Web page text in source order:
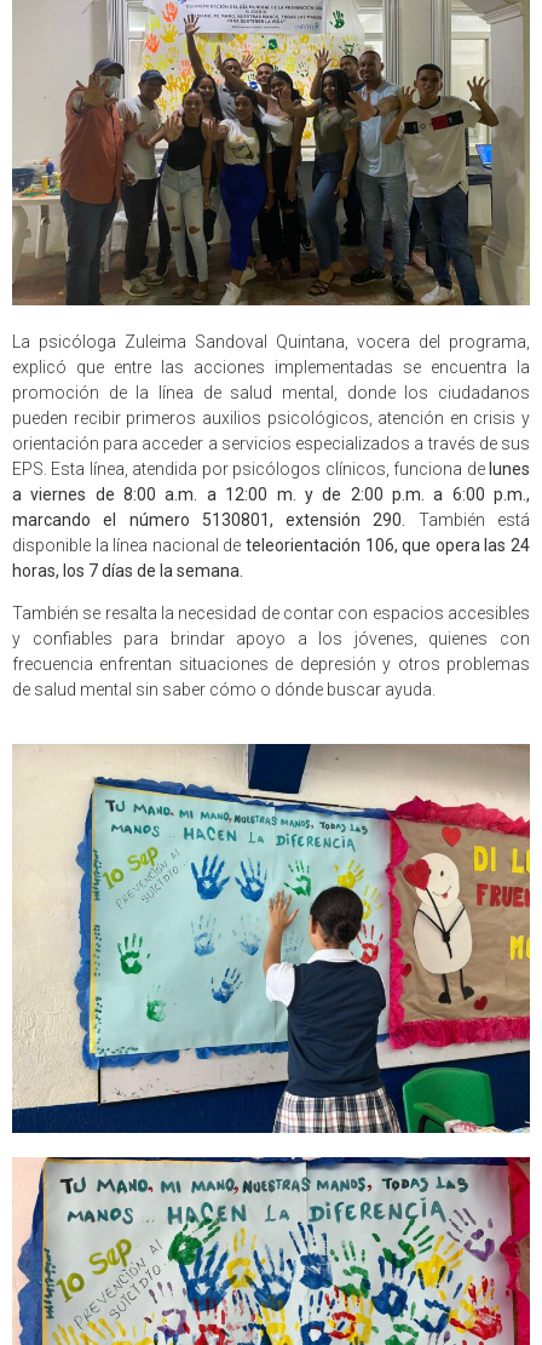
La psicóloga Zuleima Sandoval Quintana, vocera del programa,
explicó que entre las acciones implementadas se encuentra la
promoción de la línea de salud mental, donde los ciudadanos
pueden recibir primeros auxilios psicológicos, atención en crisis y
orientación para acceder a servicios especializados a través de sus
EPS. Esta línea, atendida por psicólogos clínicos, funciona delunes
a viernes de 8:00 a.m. a 12:00 m. y de 2:00 p.m. a 6:00 p.m.,
marcando el número 5130801, extensión 290.
También está
disponible la línea nacional de teleorientación 106, que opera las 24
horas, los 7 días de la semana.
También se resalta la necesidad de contar con espacios accesibles
y confiables para brindar apoyo a los jóvenes, quienes con
frecuencia enfrentan situaciones de depresión y otros problemas
de salud mental sin saber cómo o dónde buscar ayuda.